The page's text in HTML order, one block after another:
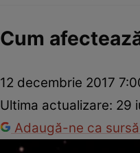
Cum
12 decembrie 2017
Ultima actualizare: 29
Adaugă-ne ca